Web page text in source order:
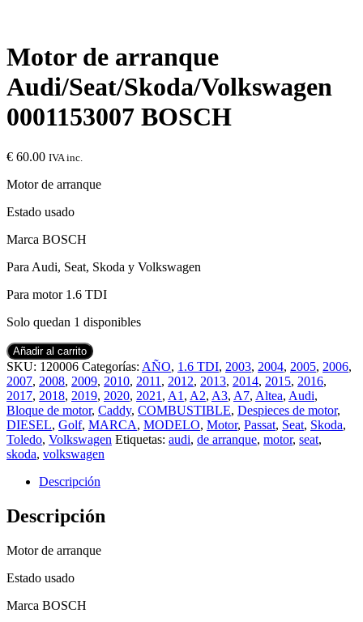
Motor de arranque
Audi/Seat/Skoda/Volkswagen
0001153007 BOSCH
€ 60.00 IVA inc.
Motor de arranque
Estado usado
Marca BOSCH
Para Audi, Seat, Skoda y Volkswagen
Para motor 1.6 TDI
Solo quedan 1 disponibles
Añadir al carrito
SKU: 120006 Categorías: AÑO, 1.6 TDI, 2003, 2004, 2005, 2006,
2007, 2008, 2009, 2010, 2011 , 2012, 2013, 2014, 2015, 2016,
2017, 2018, 2019, 2020, 2021 , A1 , A2, A3, A7, Altea, Audi,
Bloque de motor, Caddy, COMBUSTIBLE, Despieces de motor,
DIESEL, Golf, MARCA, MODELO, Motor, Passat, Seat, Skoda,
Toledo, Volkswagen Etiquetas: audi, de arranque, motor, seat,
skoda, volkswagen
Descripción
Descripción
Motor de arranque
Estado usado
Marca BOSCH